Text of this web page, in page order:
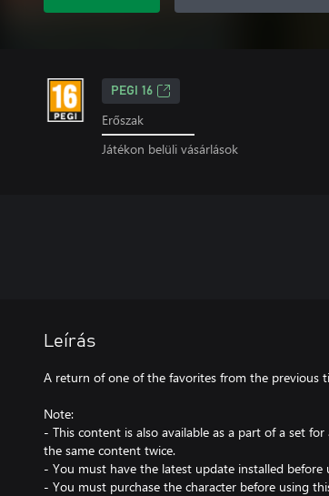
PEGI 16
Erőszak
Játékon belüli vásárlások
Leírás
A return of one of the favorites from the previous
Note:
- This content is also available as a part of a set
the same content twice.
- You must have the latest update installed before
- You must purchase the character before using